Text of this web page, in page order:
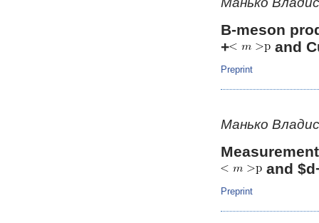
B-meson
+
and
Preprint
Манько
and
Preprint